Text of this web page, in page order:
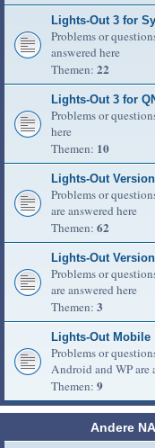
Lights-Out 3 for
Problems or
answered here
Themen: 22
Lights-Out 3 for
Problems or
here
Themen: 10
Lights-Out
Problems or
are answered here
Themen: 62
Lights-Out
Problems or
are answered here
Themen: 3
Lights-Out Mobile
Problems or
Android and WP are
Themen: 9
Andere